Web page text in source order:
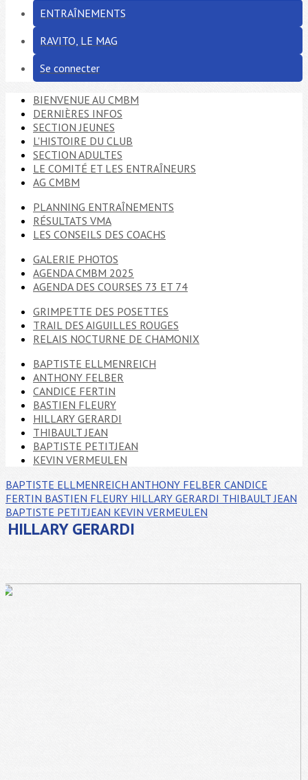
ENTRAÎNEMENTS
RAVITO, LE MAG
Se connecter
BIENVENUE AU CMBM
DERNIÈRES INFOS
SECTION JEUNES
L'HISTOIRE DU CLUB
SECTION ADULTES
LE COMITÉ ET LES ENTRAÎNEURS
AG CMBM
PLANNING ENTRAÎNEMENTS
RÉSULTATS VMA
LES CONSEILS DES COACHS
GALERIE PHOTOS
AGENDA CMBM 2025
AGENDA DES COURSES 73 ET 74
GRIMPETTE DES POSETTES
TRAIL DES AIGUILLES ROUGES
RELAIS NOCTURNE DE CHAMONIX
BAPTISTE ELLMENREICH
ANTHONY FELBER
CANDICE FERTIN
BASTIEN FLEURY
HILLARY GERARDI
THIBAULT JEAN
BAPTISTE PETITJEAN
KEVIN VERMEULEN
BAPTISTE ELLMENREICH ANTHONY FELBER CANDICE
FERTIN BASTIEN FLEURY HILLARY GERARDI THIBAULT JEAN
BAPTISTE PETITJEAN KEVIN VERMEULEN
HILLARY GERARDI